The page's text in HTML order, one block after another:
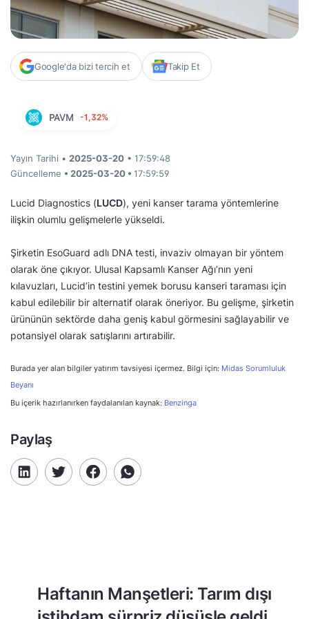
Google'da bizi tercih et Takip Et
PAVM -1,32%
Yayın Tarihi • 2025-03-20 • 17:59:48
Güncelleme • 2025-03-20 • 17:59:59
Lucid Diagnostics (LUCD), yeni kanser tarama yöntemlerine
ilişkin olumlu gelişmelerle yükseldi.
Şirketin EsoGuard adlı DNA testi, invaziv olmayan bir yöntem
olarak öne çıkıyor. Ulusal Kapsamlı Kanser Ağı’nın yeni
kılavuzları, Lucid’in testini yemek borusu kanseri taraması için
kabul edilebilir bir alternatif olarak öneriyor. Bu gelişme, şirketin
ürününün sektörde daha geniş kabul görmesini sağlayabilir ve
potansiyel olarak satışlarını artırabilir.
Burada yer alan bilgiler yatırım tavsiyesi içermez. Bilgi için: Midas Sorumluluk
Beyanı
Bu içerik hazırlanırken faydalanılan kaynak: Benzinga
Paylaş
Haftanın Manşetleri: Tarım dışı